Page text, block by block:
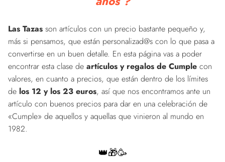
Las Tazas son artículos con un precio bastante pequeño y,
más si pensamos, que están personalizad@s con lo que pasa a
convertirse en un buen detalle. En esta página vas a poder
encontrar esta clase de artículos y regalos de Cumple con
valores, en cuanto a precios, que están dentro de los límites
de los 12 y los 23 euros, así que nos encontramos ante un
artículo con buenos precios para dar en una celebración de
«Cumple» de aquellos y aquellas que vinieron al mundo en
1982.
👑🎁🥳